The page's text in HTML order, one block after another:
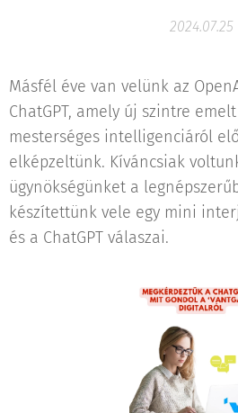
2024.07.25
Másfél éve van velünk az
ChatGPT, amely új szintre
mesterséges intelligenciáról
elképzeltünk. Kíváncsiak
ügynökségünket a
készítettünk vele egy mini
és a ChatGPT válaszai.